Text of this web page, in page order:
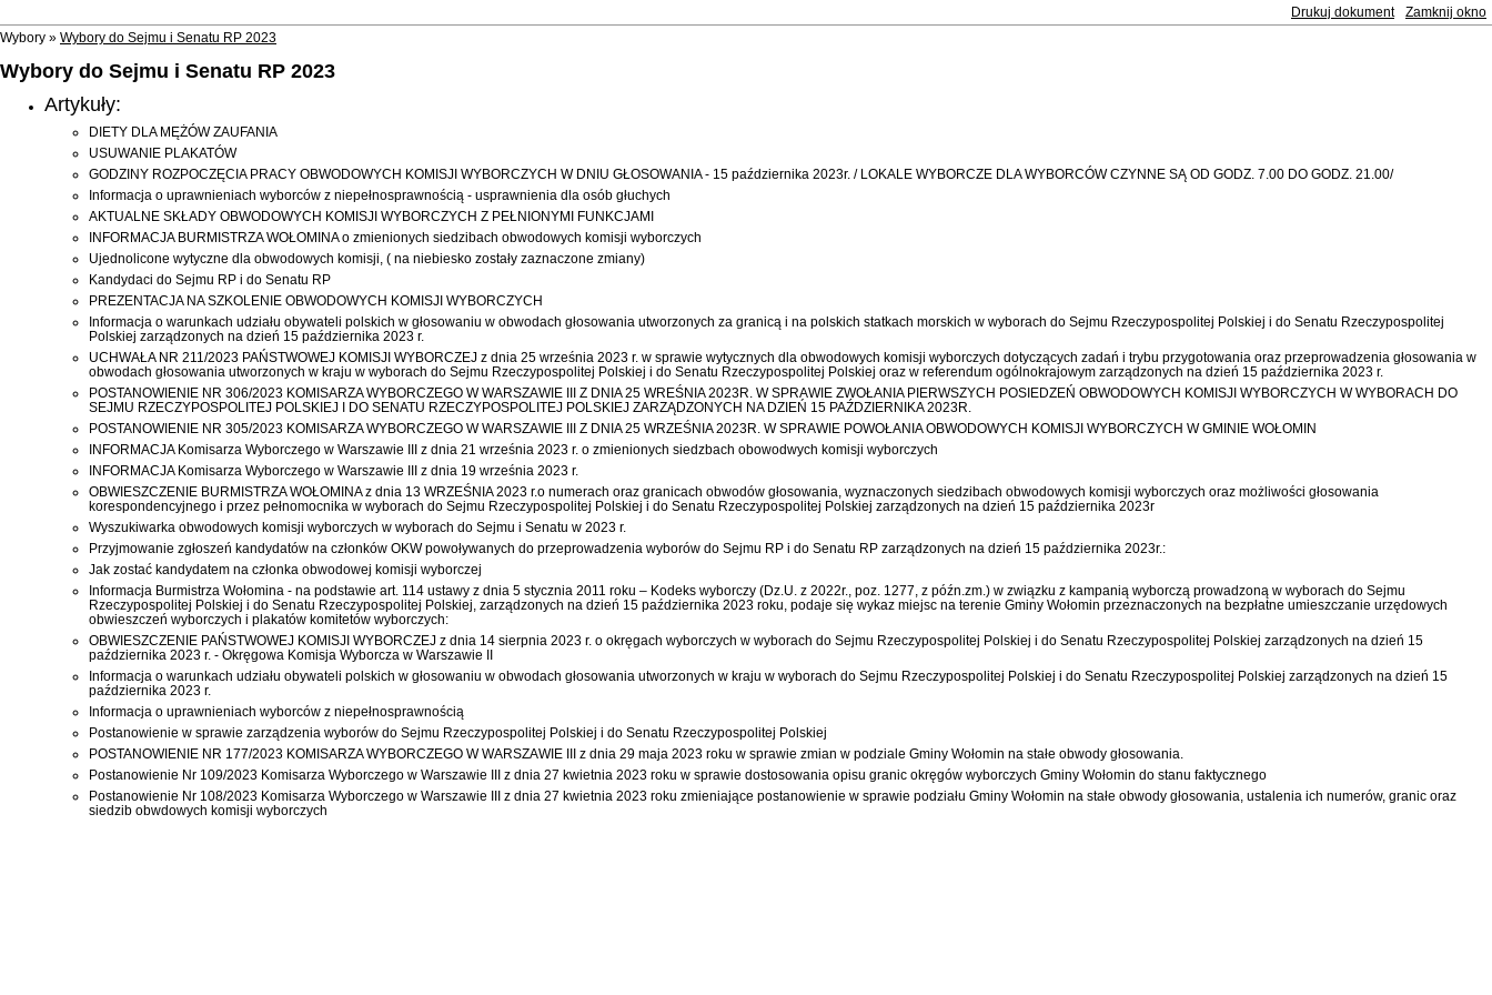
Zamknij okno
Drukuj dokument
Wybory » Wybory do Sejmu i Senatu RP 2023
Wybory do Sejmu i Senatu RP 2023
Artykuły:
DIETY DLA MĘŻÓW ZAUFANIA
USUWANIE PLAKATÓW
GODZINY ROZPOCZĘCIA PRACY OBWODOWYCH KOMISJI WYBORCZYCH W DNIU GŁOSOWANIA - 15 października 2023r. / LOKALE WYBORCZE DLA WYBORCÓW CZYNNE SĄ OD GODZ. 7.00 DO GODZ. 21.00/
Informacja o uprawnieniach wyborców z niepełnosprawnością - usprawnienia dla osób głuchych
AKTUALNE SKŁADY OBWODOWYCH KOMISJI WYBORCZYCH Z PEŁNIONYMI FUNKCJAMI
INFORMACJA BURMISTRZA WOŁOMINA o zmienionych siedzibach obwodowych komisji wyborczych
Ujednolicone wytyczne dla obwodowych komisji, ( na niebiesko zostały zaznaczone zmiany)
Kandydaci do Sejmu RP i do Senatu RP
PREZENTACJA NA SZKOLENIE OBWODOWYCH KOMISJI WYBORCZYCH
Informacja o warunkach udziału obywateli polskich w głosowaniu w obwodach głosowania utworzonych za granicą i na polskich statkach morskich w wyborach do Sejmu Rzeczypospolitej Polskiej i do Senatu Rzeczypospolitej
Polskiej zarządzonych na dzień 15 października 2023 r.
UCHWAŁA NR 211/2023 PAŃSTWOWEJ KOMISJI WYBORCZEJ z dnia 25 września 2023 r. w sprawie wytycznych dla obwodowych komisji wyborczych dotyczących zadań i trybu przygotowania oraz przeprowadzenia głosowania w
obwodach głosowania utworzonych w kraju w wyborach do Sejmu Rzeczypospolitej Polskiej i do Senatu Rzeczypospolitej Polskiej oraz w referendum ogólnokrajowym zarządzonych na dzień 15 października 2023 r.
POSTANOWIENIE NR 306/2023 KOMISARZA WYBORCZEGO W WARSZAWIE III Z DNIA 25 WREŚNIA 2023R. W SPRAWIE ZWOŁANIA PIERWSZYCH POSIEDZEŃ OBWODOWYCH KOMISJI WYBORCZYCH W WYBORACH DO
SEJMU RZECZYPOSPOLITEJ POLSKIEJ I DO SENATU RZECZYPOSPOLITEJ POLSKIEJ ZARZĄDZONYCH NA DZIEŃ 15 PAŹDZIERNIKA 2023R.
POSTANOWIENIE NR 305/2023 KOMISARZA WYBORCZEGO W WARSZAWIE III Z DNIA 25 WRZEŚNIA 2023R. W SPRAWIE POWOŁANIA OBWODOWYCH KOMISJI WYBORCZYCH W GMINIE WOŁOMIN
INFORMACJA Komisarza Wyborczego w Warszawie III z dnia 21 września 2023 r. o zmienionych siedzbach obowodwych komisji wyborczych
INFORMACJA Komisarza Wyborczego w Warszawie III z dnia 19 września 2023 r.
OBWIESZCZENIE BURMISTRZA WOŁOMINA z dnia 13 WRZEŚNIA 2023 r.o numerach oraz granicach obwodów głosowania, wyznaczonych siedzibach obwodowych komisji wyborczych oraz możliwości głosowania
korespondencyjnego i przez pełnomocnika w wyborach do Sejmu Rzeczypospolitej Polskiej i do Senatu Rzeczypospolitej Polskiej zarządzonych na dzień 15 października 2023r
Wyszukiwarka obwodowych komisji wyborczych w wyborach do Sejmu i Senatu w 2023 r.
Przyjmowanie zgłoszeń kandydatów na członków OKW powoływanych do przeprowadzenia wyborów do Sejmu RP i do Senatu RP zarządzonych na dzień 15 października 2023r.:
Jak zostać kandydatem na członka obwodowej komisji wyborczej
Informacja Burmistrza Wołomina - na podstawie art. 114 ustawy z dnia 5 stycznia 2011 roku – Kodeks wyborczy (Dz.U. z 2022r., poz. 1277, z późn.zm.) w związku z kampanią wyborczą prowadzoną w wyborach do Sejmu
Rzeczypospolitej Polskiej i do Senatu Rzeczypospolitej Polskiej, zarządzonych na dzień 15 października 2023 roku, podaje się wykaz miejsc na terenie Gminy Wołomin przeznaczonych na bezpłatne umieszczanie urzędowych
obwieszczeń wyborczych i plakatów komitetów wyborczych:
OBWIESZCZENIE PAŃSTWOWEJ KOMISJI WYBORCZEJ z dnia 14 sierpnia 2023 r. o okręgach wyborczych w wyborach do Sejmu Rzeczypospolitej Polskiej i do Senatu Rzeczypospolitej Polskiej zarządzonych na dzień 15
października 2023 r. - Okręgowa Komisja Wyborcza w Warszawie II
Informacja o warunkach udziału obywateli polskich w głosowaniu w obwodach głosowania utworzonych w kraju w wyborach do Sejmu Rzeczypospolitej Polskiej i do Senatu Rzeczypospolitej Polskiej zarządzonych na dzień 15
października 2023 r.
Informacja o uprawnieniach wyborców z niepełnosprawnością
Postanowienie w sprawie zarządzenia wyborów do Sejmu Rzeczypospolitej Polskiej i do Senatu Rzeczypospolitej Polskiej
POSTANOWIENIE NR 177/2023 KOMISARZA WYBORCZEGO W WARSZAWIE III z dnia 29 maja 2023 roku w sprawie zmian w podziale Gminy Wołomin na stałe obwody głosowania.
Postanowienie Nr 109/2023 Komisarza Wyborczego w Warszawie III z dnia 27 kwietnia 2023 roku w sprawie dostosowania opisu granic okręgów wyborczych Gminy Wołomin do stanu faktycznego
Postanowienie Nr 108/2023 Komisarza Wyborczego w Warszawie III z dnia 27 kwietnia 2023 roku zmieniające postanowienie w sprawie podziału Gminy Wołomin na stałe obwody głosowania, ustalenia ich numerów, granic oraz
siedzib obwdowych komisji wyborczych